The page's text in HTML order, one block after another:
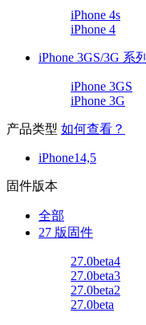
iPhone 4s
iPhone 4
iPhone 3GS/3G 系列
iPhone 3GS
iPhone 3G
产品类型 如何查看？
iPhone14,5
固件版本
全部
27 版固件
27.0beta4
27.0beta3
27.0beta2
27.0beta